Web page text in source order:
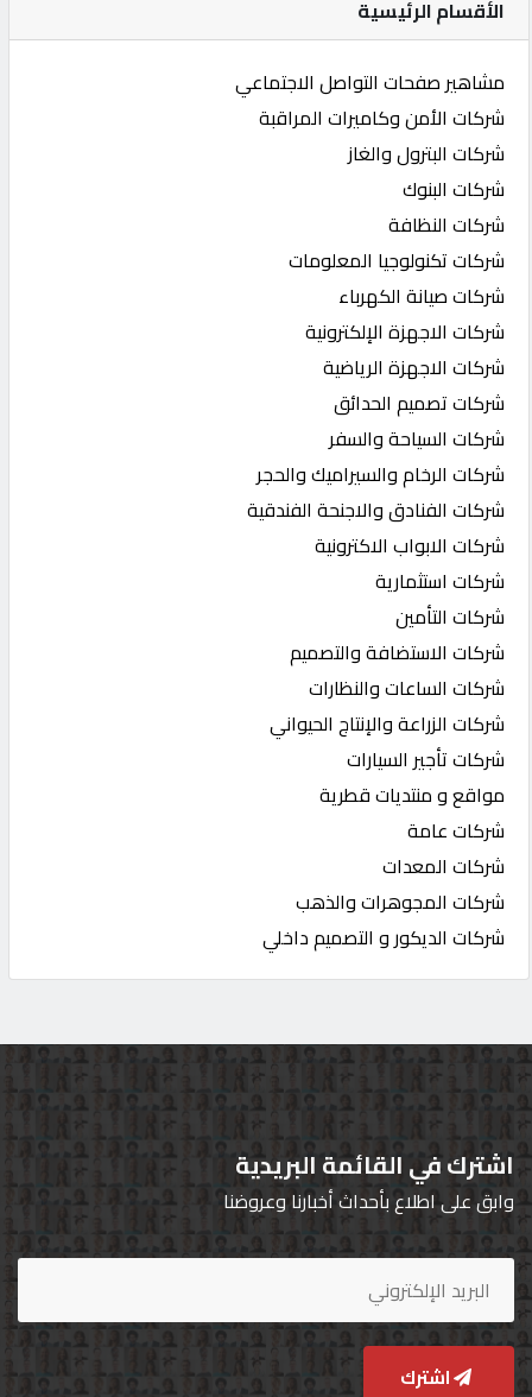
الأقسام الرئيسية
مشاهير صفحات التواصل الاجتماعي
شركات الأمن وكاميرات المراقبة
شركات البترول والغاز
شركات البنوك
شركات النظافة
شركات تكنولوجيا المعلومات
شركات صيانة الكهرباء
شركات الاجهزة الإلكترونية
شركات الاجهزة الرياضية
شركات تصميم الحدائق
شركات السياحة والسفر
شركات الرخام والسيراميك والحجر
شركات الفنادق والاجنحة الفندقية
شركات الابواب الاكترونية
شركات استثمارية
شركات التأمين
شركات الاستضافة والتصميم
شركات الساعات والنظارات
شركات الزراعة والإنتاج الحيواني
شركات تأجير السيارات
مواقع و منتديات قطرية
شركات عامة
شركات المعدات
شركات المجوهرات والذهب
شركات الديكور و التصميم داخلي
اشترك في القائمة البريدية
وابق على اطلاع بأحداث أخبارنا وعروضنا
اشترك